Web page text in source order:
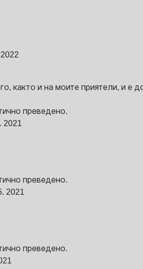
както и на моите приятели, и е
преведено.
2021
преведено.
2021
преведено.